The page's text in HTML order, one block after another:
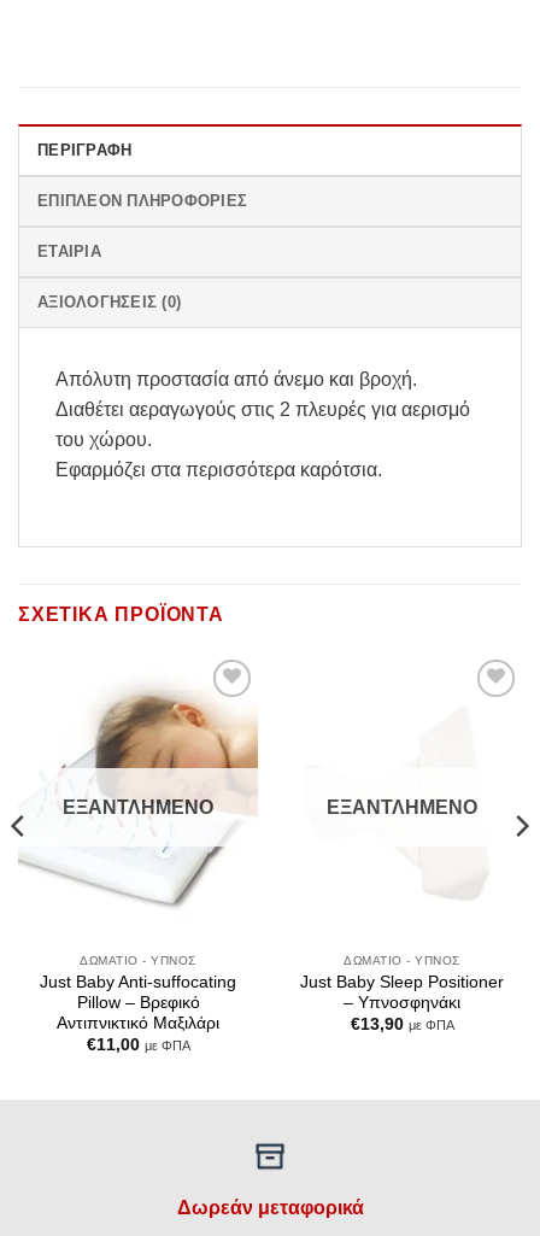
ΠΕΡΙΓΡΑΦΉ
ΕΠΙΠΛΈΟΝ ΠΛΗΡΟΦΟΡΊΕΣ
ΕΤΑΙΡΊΑ
ΑΞΙΟΛΟΓΉΣΕΙΣ (0)
Απόλυτη προστασία από άνεμο και βροχή.
Διαθέτει αεραγωγούς στις 2 πλευρές για αερισμό
του χώρου.
Εφαρμόζει στα περισσότερα καρότσια.
ΣΧΕΤΙΚΆ ΠΡΟΪΌΝΤΑ
Add to
Wishlist
ΕΞΑΝΤΛΗΜΈΝΟ
ΔΩΜΆΤΙΟ - ΎΠΝΟΣ
Just Baby Anti-suffocating
Pillow – Βρεφικό
Αντιπνικτικό Μαξιλάρι
€11,00 με ΦΠΑ
ΕΞΑΝΤΛΗΜΈΝΟ
ΔΩΜΆΤΙΟ - ΎΠΝΟΣ
Just Baby Sleep Positioner
– Υπνοσφηνάκι
€13,90 με ΦΠΑ
Δωρεάν μεταφορικά